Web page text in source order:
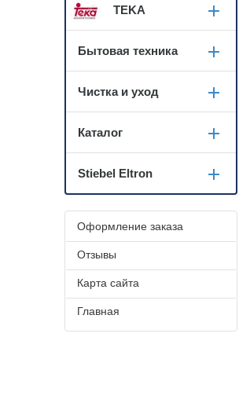
TEKA
Бытовая техника
Чистка и уход
Каталог
Stiebel Eltron
Оформление заказа
Отзывы
Карта сайта
Главная